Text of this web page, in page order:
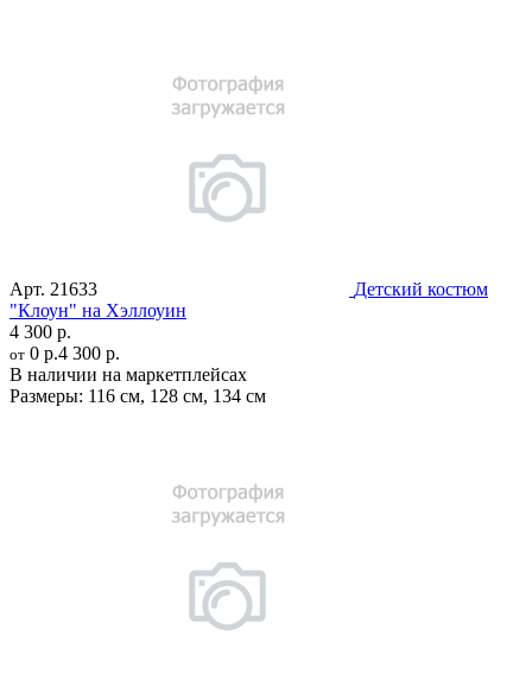
Арт. 21633
Детский костюм
"Клоун" на Хэллоуин
4 300 р.
от 0 р.4 300 р.
В наличии на маркетплейсах
Размеры: 116 см, 128 см, 134 см